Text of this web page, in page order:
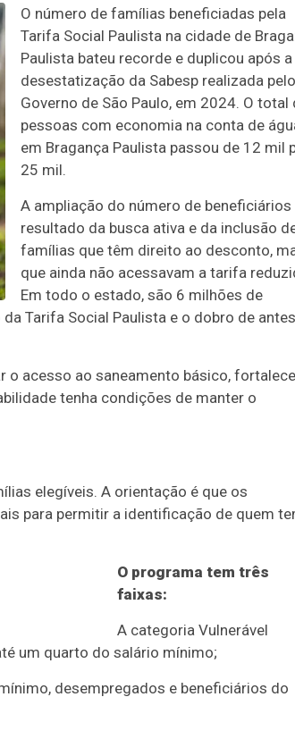
O número de famílias beneficiadas pela
Tarifa Social Paulista na cidade de
Paulista bateu recorde e duplicou após a
desestatização da Sabesp realizada pelo
Governo de São Paulo, em 2024. O total
pessoas com economia na conta de
em Bragança Paulista passou de 12 mil
25 mil.
A ampliação do número de beneficiários
resultado da busca ativa e da inclusão
famílias que têm direito ao desconto,
que ainda não acessavam a tarifa
Em todo o estado, são 6 milhões de
Tarifa Social Paulista e o dobro de
o acesso ao saneamento básico,
tenha condições de manter o
elegíveis. A orientação é que os
para permitir a identificação de quem
O programa tem três
faixas:
A categoria Vulnerável
um quarto do salário mínimo;
desempregados e beneficiários do